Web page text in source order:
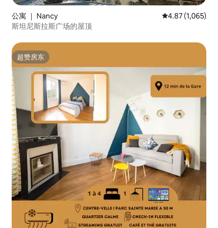
公寓 ｜ Nancy 平均评分 4.87
4.87 (1,065)
斯坦尼斯拉斯广场的屋顶
超赞房东
超赞房东